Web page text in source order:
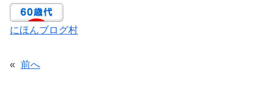
にほんブログ村
« 前へ